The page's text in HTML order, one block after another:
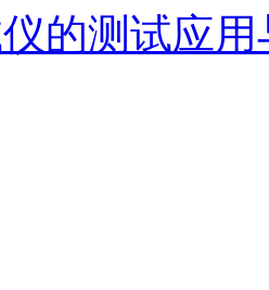
的测试应